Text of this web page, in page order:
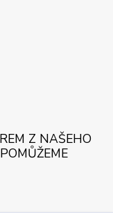
Z NAŠEHO